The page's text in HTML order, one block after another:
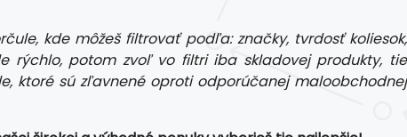
kde môžeš filtrovať podľa: značky, tvrdosť koliesok,
rýchlo, potom zvoľ vo filtri iba skladovej produkty, tie
ktoré sú zľavnené oproti odporúčanej maloobchodnej